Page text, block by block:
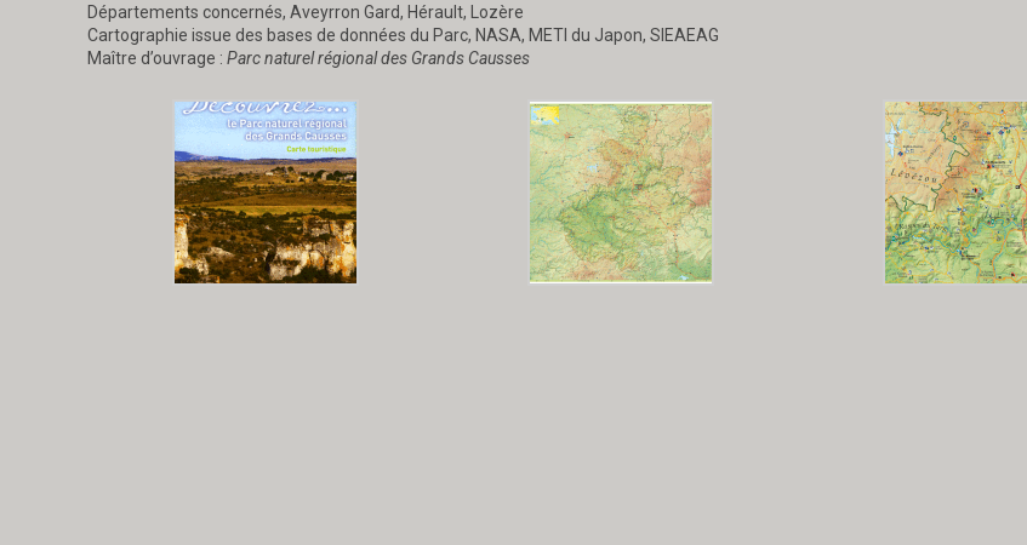
Départements concernés, Aveyrron Gard, Hérault, Lozère
Cartographie issue des bases de données du Parc, NASA, METI du Japon, SIEAEAG
Maître d’ouvrage : Parc naturel régional des Grands Causses